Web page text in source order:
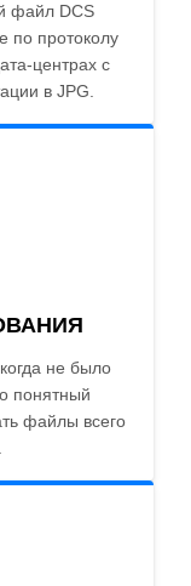
файл DCS
по протоколу
центрах с
в JPG.
не было
понятный
файлы всего